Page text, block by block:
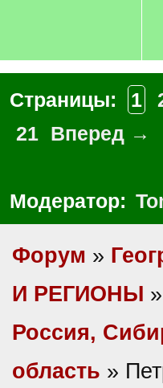
Страницы: 1
21 Вперед →
Модератор:
Форум »
И РЕГИОНЫ »
Россия,
область »